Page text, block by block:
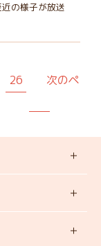
の様子が放送
26
次のペ